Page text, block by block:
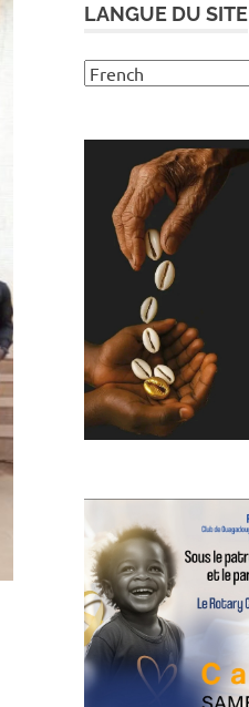
LANGUE DU SITE